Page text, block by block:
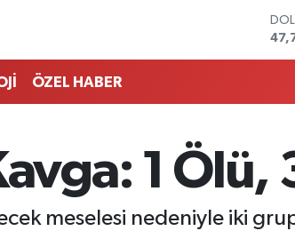
ÖZEL HABER
1 Ölü,
meselesi nedeniyle iki